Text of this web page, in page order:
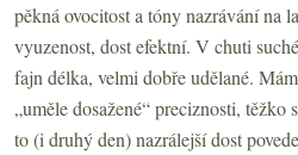
pěkná ovocitost a tóny nazrávání na
vyuzenost, dost efektní. V chuti
fajn délka, velmi dobře udělané.
„uměle dosažené“ preciznosti, těžko
to (i druhý den) nazrálejší dost